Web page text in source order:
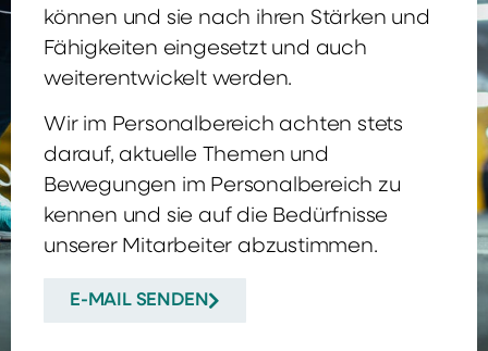
können und sie nach ihren Stärken und
Fähigkeiten eingesetzt und auch
weiterentwickelt werden.
Wir im Personalbereich achten stets
darauf, aktuelle Themen und
Bewegungen im Personalbereich zu
kennen und sie auf die Bedürfnisse
unserer Mitarbeiter abzustimmen.
E-MAIL SENDEN